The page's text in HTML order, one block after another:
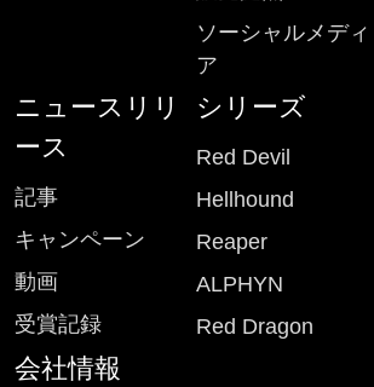
ソーシャルメディ
ア
ニュースリリ
ース
記事
キャンペーン
動画
受賞記録
シリーズ
Red Devil
Hellhound
Reaper
ALPHYN
Red Dragon
会社情報